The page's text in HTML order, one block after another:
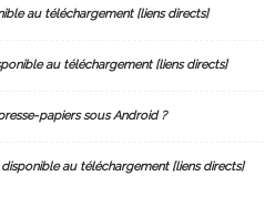
au téléchargement [liens directs]
au téléchargement [liens directs]
papiers sous Android ?
disponible au téléchargement [liens directs]